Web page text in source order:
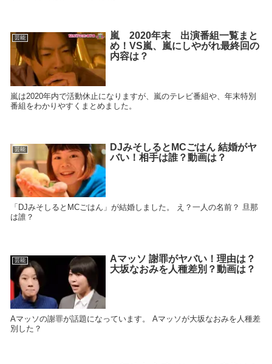
芸能
嵐 2020年末 出演番組一覧まと
め！VS嵐、嵐にしやがれ最終回の
内容は？
嵐は2020年内で活動休止になりますが、嵐のテレビ番組や、年末特別
番組をわかりやすくまとめました。
芸能
DJみそしるとMCごはん 結婚がヤ
バい！相手は誰？動画は？
「DJみそしるとMCごはん」が結婚しました。 え？一人の名前？ 旦那
は誰？
芸能
Aマッソ 謝罪がヤバい！理由は？
大坂なおみを人種差別？動画は？
Aマッソの謝罪が話題になっています。 Aマッソが大坂なおみを人種差
別した？